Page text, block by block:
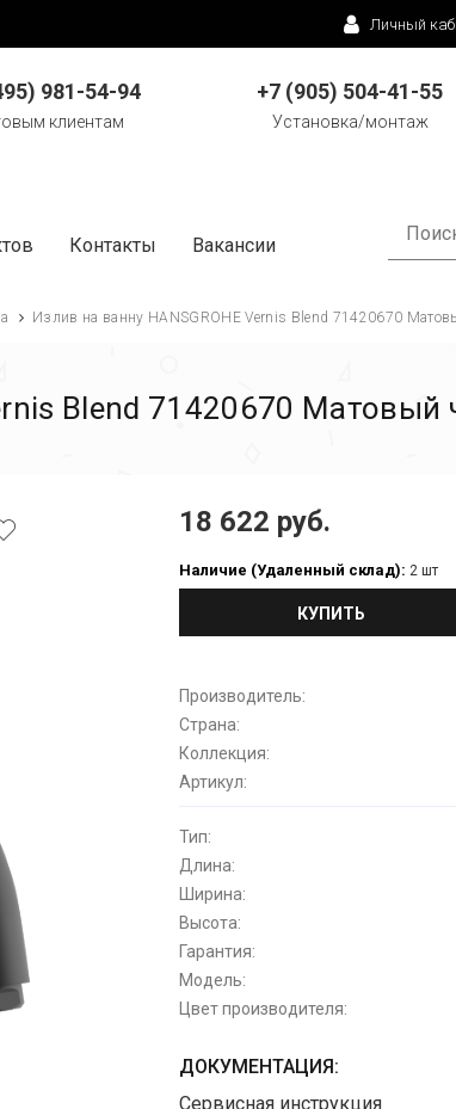
Личный
981-54-94
клиентам
+7 (905) 504-41-55
Установка/монтаж
Контакты Вакансии
Излив на ванну HANSGROHE Vernis Blend 71420670
Blend 71420670 Матовый
18 622 руб.
Наличие (Удаленный склад): 2 шт
КУПИТЬ
Производитель:
Страна:
Коллекция:
Артикул:
Тип:
Длина:
Ширина:
Высота:
Гарантия:
Модель:
Цвет производителя:
ДОКУМЕНТАЦИЯ:
Сервисная инструкция